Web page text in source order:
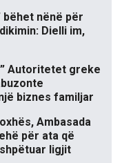
bëhet nënë për
Dielli im,
Autoritetet greke
biznes familjar
Ambasada
për ata që
ligjit